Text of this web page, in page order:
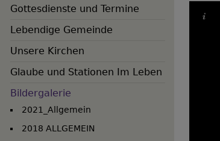
Gottesdienste und Termine
Lebendige Gemeinde
Unsere Kirchen
Glaube und Stationen Im Leben
Bildergalerie
2021_Allgemein
2018 ALLGEMEIN